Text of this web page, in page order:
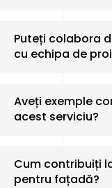
Puteți colabora
cu echipa de
Aveți exemple
acest serviciu?
Cum contribuiți
pentru fațadă?